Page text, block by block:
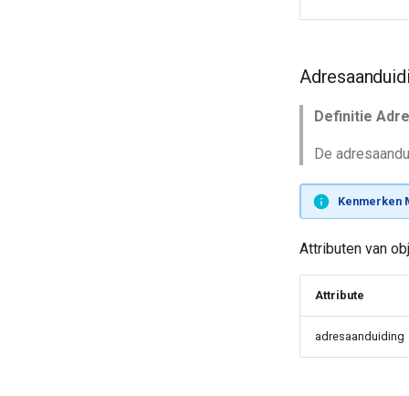
Definitie
De
Kenmerken
Attributen van
Attribute
adresaanduiding